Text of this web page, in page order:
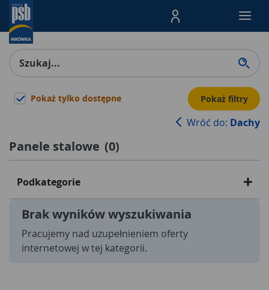
Menu Produktów,
Pokaż tylko dostępne Pokaż filtry
Wróć do: Dachy
Panele stalowe (0)
Podkategorie
Brak wyników wyszukiwania
Pracujemy nad uzupełnieniem oferty
internetowej w tej kategorii.